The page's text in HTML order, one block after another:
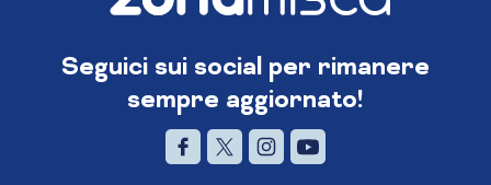
Seguici sui social per rimanere
sempre aggiornato!